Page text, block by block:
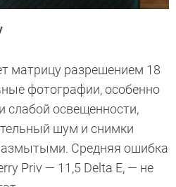
матрицу разрешением 18
фотографии, особенно
слабой освещенности,
шум и снимки
Средняя ошибка
Priv — 11,5 Delta E, — не